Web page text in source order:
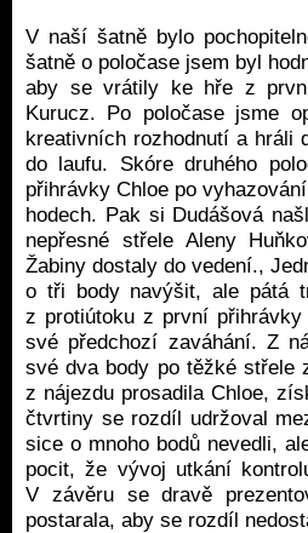
V naší šatně bylo
šatně o poločase jsem byl
aby se vrátily ke hře z
Kurucz. Po poločase jsme
kreativních rozhodnutí a hráli
do laufu. Skóre druhého
přihrávky Chloe po
hodech. Pak si Dudášová
nepřesné střele Aleny
Žabiny dostaly do vedení.,
o tři body navýšit, ale pátá
z protiútoku z první
své předchozí zaváhání. Z
své dva body po těžké střele
z nájezdu prosadila Chloe,
čtvrtiny se rozdíl udržoval
sice o mnoho bodů nevedli,
pocit, že vývoj utkání
V závěru se dravě
postarala, aby se rozdíl